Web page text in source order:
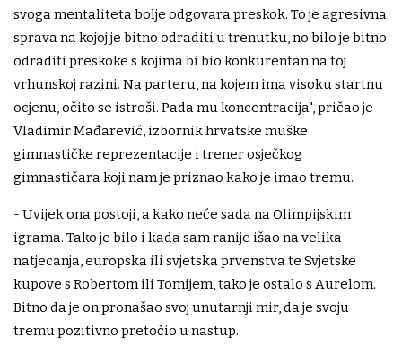
svoga mentaliteta bolje odgovara preskok. To je agresivna
sprava na kojoj je bitno odraditi u trenutku, no bilo je bitno
odraditi preskoke s kojima bi bio konkurentan na toj
vrhunskoj razini. Na parteru, na kojem ima visoku startnu
ocjenu, očito se istroši. Pada mu koncentracija", pričao je
Vladimir Mađarević, izbornik hrvatske muške
gimnastičke reprezentacije i trener osječkog
gimnastičara koji nam je priznao kako je imao tremu.
- Uvijek ona postoji, a kako neće sada na Olimpijskim
igrama. Tako je bilo i kada sam ranije išao na velika
natjecanja, europska ili svjetska prvenstva te Svjetske
kupove s Robertom ili Tomijem, tako je ostalo s Aurelom.
Bitno da je on pronašao svoj unutarnji mir, da je svoju
tremu pozitivno pretočio u nastup.